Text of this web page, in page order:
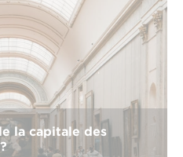
la capitale des